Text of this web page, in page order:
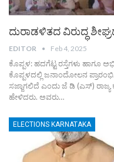
ದುರಾಡಳಿತದ ವಿರುದ್ಧ
EDITOR Feb 4, 2025
ಕೊಪ್ಪಳ: ಹದಗೆಟ್ಟ ರಸ್ತೆಗಳು ಹಾಗೂ
ಕೊಪ್ಪಳದಲ್ಲಿ ಜನಾಂದೋಲನ
ಸಜ್ಜಾಗಲಿದೆ ಎಂದು ಜೆ ಡಿ (ಎಸ್)
ಹೇಳಿದರು. ಅವರು…
ELECTIONS KARNATAKA